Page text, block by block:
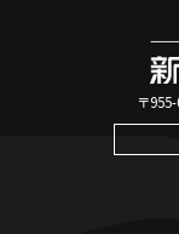
〒